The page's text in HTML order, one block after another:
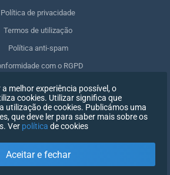
Política de privacidade
Termos de utilização
Política anti-spam
com o RGPD
Apagar os meus dados
o consentimento
INICIAR SESSÃO
melhor experiência possível, o
cookies. Utilizar significa que
utilização de cookies. Publicámos uma
que deve ler para saber mais sobre os
Ver política de cookies
Aceitar e fechar